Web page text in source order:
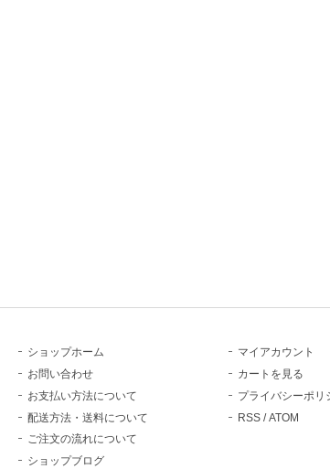
ショップホーム
お問い合わせ
お支払い方法について
配送方法・送料について
ご注文の流れについて
ショップブログ
マイアカウント
カートを見る
プライバシーポリ
RSS /ATOM